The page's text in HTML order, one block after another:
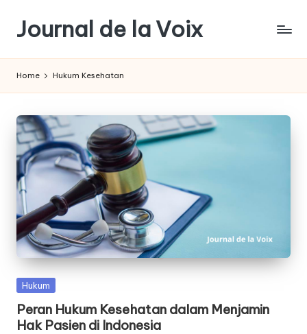
content
Journal de la Voix
Hak
sebagai
Pembeli
Home Hukum Kesehatan
Posted
Hukum
Peran Hukum Kesehatan dalam Menjamin
Hak Pasien di Indonesia